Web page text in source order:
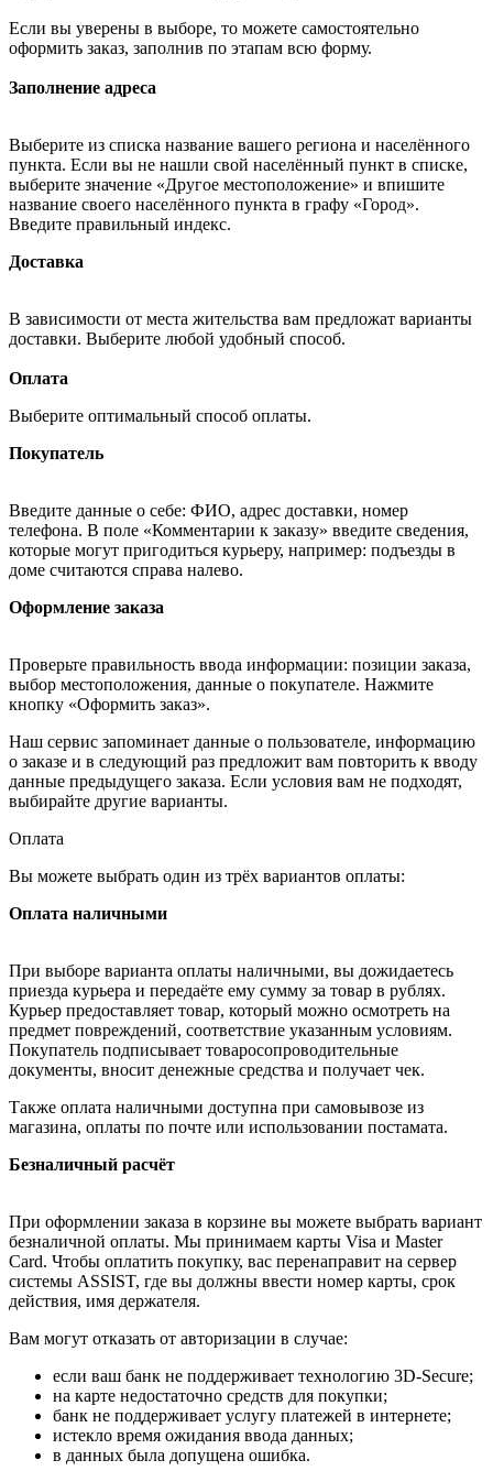
Если вы уверены в выборе, то можете самостоятельно
оформить заказ, заполнив по этапам всю форму.
Заполнение адреса
Выберите из списка название вашего региона и населённого
пункта. Если вы не нашли свой населённый пункт в списке,
выберите значение «Другое местоположение» и впишите
название своего населённого пункта в графу «Город».
Введите правильный индекс.
Доставка
В зависимости от места жительства вам предложат варианты
доставки. Выберите любой удобный способ.
Оплата
Выберите оптимальный способ оплаты.
Покупатель
Введите данные о себе: ФИО, адрес доставки, номер
телефона. В поле «Комментарии к заказу» введите сведения,
которые могут пригодиться курьеру, например: подъезды в
доме считаются справа налево.
Оформление заказа
Проверьте правильность ввода информации: позиции заказа,
выбор местоположения, данные о покупателе. Нажмите
кнопку «Оформить заказ».
Наш сервис запоминает данные о пользователе, информацию
о заказе и в следующий раз предложит вам повторить к вводу
данные предыдущего заказа. Если условия вам не подходят,
выбирайте другие варианты.
Оплата
Вы можете выбрать один из трёх вариантов оплаты:
Оплата наличными
При выборе варианта оплаты наличными, вы дожидаетесь
приезда курьера и передаёте ему сумму за товар в рублях.
Курьер предоставляет товар, который можно осмотреть на
предмет повреждений, соответствие указанным условиям.
Покупатель подписывает товаросопроводительные
документы, вносит денежные средства и получает чек.
Также оплата наличными доступна при самовывозе из
магазина, оплаты по почте или использовании постамата.
Безналичный расчёт
При оформлении заказа в корзине вы можете выбрать вариант
безналичной оплаты. Мы принимаем карты Visa и Master
Card. Чтобы оплатить покупку, вас перенаправит на сервер
системы ASSIST, где вы должны ввести номер карты, срок
действия, имя держателя.
Вам могут отказать от авторизации в случае:
если ваш банк не поддерживает технологию 3D-Secure;
на карте недостаточно средств для покупки;
банк не поддерживает услугу платежей в интернете;
истекло время ожидания ввода данных;
в данных была допущена ошибка.